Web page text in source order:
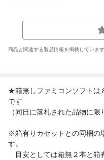
商品と関連する製品情報を掲載していま
★箱無しファミコンソフトは
です
（同日に落札された品物に限
※箱有りカセットとの同梱の
す。
目安としては箱無２本と箱